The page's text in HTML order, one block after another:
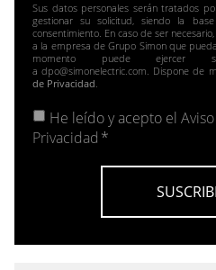
Sus datos personales serán tratados
gestionar su solicitud, siendo la
consentimiento. En caso de ser
a la empresa de Grupo Simon que
momento puede ejercer
a dpo@simonelectric.com. Dispone de
de Privacidad.
He leído y acepto el
Privacidad *